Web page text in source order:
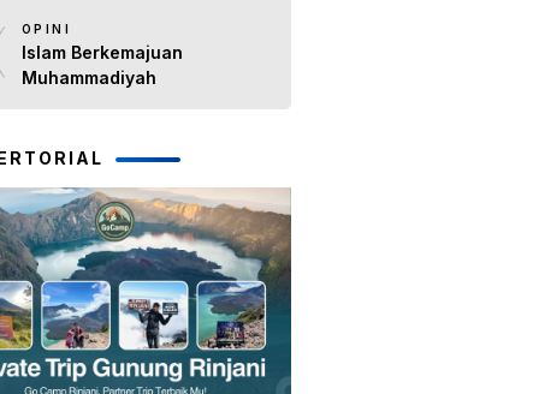
dan Kapolres Lombok Timur
OPINI
Islam Berkemajuan
Muhammadiyah